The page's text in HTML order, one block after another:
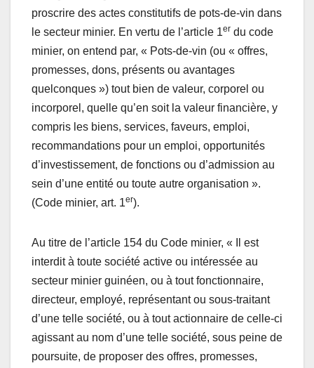
proscrire des actes constitutifs de pots-de-vin dans
le secteur minier. En vertu de l’article 1er du code
minier, on entend par, « Pots-de-vin (ou « offres,
promesses, dons, présents ou avantages
quelconques ») tout bien de valeur, corporel ou
incorporel, quelle qu’en soit la valeur financière, y
compris les biens, services, faveurs, emploi,
recommandations pour un emploi, opportunités
d’investissement, de fonctions ou d’admission au
sein d’une entité ou toute autre organisation ».
(Code minier, art. 1er).
Au titre de l’article 154 du Code minier, « Il est
interdit à toute société active ou intéressée au
secteur minier guinéen, ou à tout fonctionnaire,
directeur, employé, représentant ou sous-traitant
d’une telle société, ou à tout actionnaire de celle-ci
agissant au nom d’une telle société, sous peine de
poursuite, de proposer des offres, promesses,